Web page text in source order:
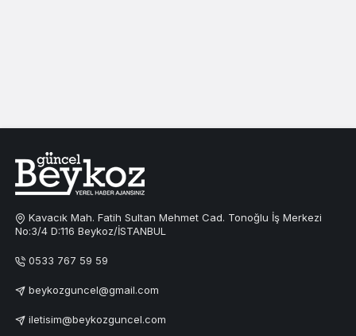
Kavacık Mah. Fatih Sultan Mehmet Cad. Tonoğlu İş Merkezi
No:3/4 D:116 Beykoz/İSTANBUL
0533 767 59 59
beykozguncel@gmail.com
iletisim@beykozguncel.com